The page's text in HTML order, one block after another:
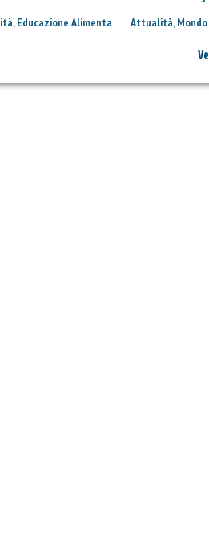
Educazione Alimenta
Attualità, Mondo